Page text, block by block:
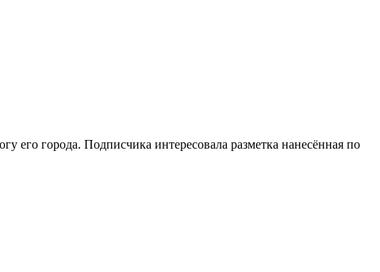
его города. Подписчика интересовала разметка нанесённая по